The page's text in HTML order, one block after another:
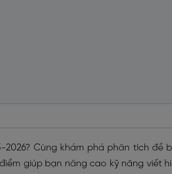
2026? Cùng khám phá phân tích đề
giúp bạn nâng cao kỹ năng viết